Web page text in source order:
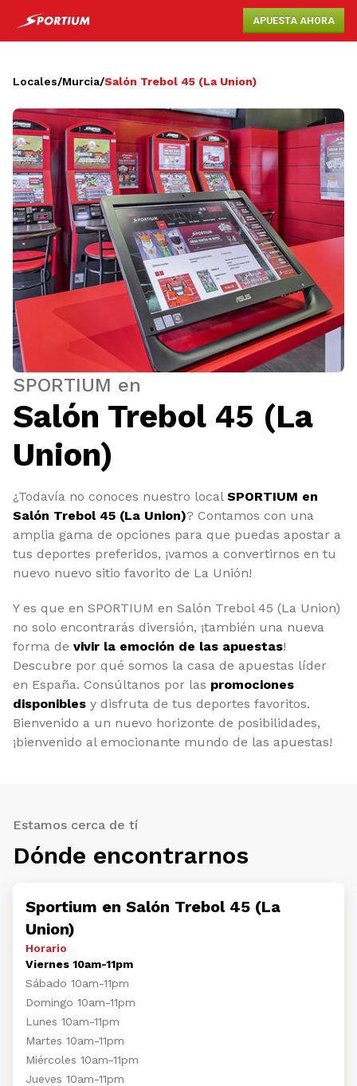
APUESTA AHORA
Locales/Murcia/Salón Trebol 45 (La Union)
SPORTIUM en
Salón Trebol 45 (La
Union)
¿Todavía no conoces nuestro local SPORTIUM en
Salón Trebol 45 (La Union)? Contamos con una
amplia gama de opciones para que puedas apostar a
tus deportes preferidos, ¡vamos a convertirnos en tu
nuevo nuevo sitio favorito de La Unión!
Y es que en SPORTIUM en Salón Trebol 45 (La Union)
no solo encontrarás diversión, ¡también una nueva
forma de vivir la emoción de las apuestas!
Descubre por qué somos la casa de apuestas líder
en España. Consúltanos por las promociones
disponibles y disfruta de tus deportes favoritos.
Bienvenido a un nuevo horizonte de posibilidades,
¡bienvenido al emocionante mundo de las apuestas!
Estamos cerca de tí
Dónde encontrarnos
Sportium en Salón Trebol 45 (La
Union)
Horario
Viernes 10am-11pm
Sábado 10am-11pm
Domingo 10am-11pm
Lunes 10am-11pm
Martes 10am-11pm
Miércoles 10am-11pm
Jueves 10am-11pm